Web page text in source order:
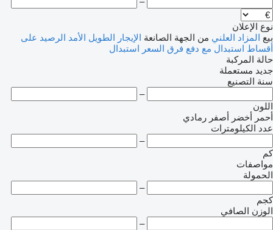
نوع الإعلان
بيع المزاد العلني من الجهة الصانعة الإيجار الطويل الأمد الرصيد على
أقساط استبدال مع دفع فرق السعر استبدال
حالة المركبة
جديد مستعملة
سنة التصنيع
–
اللون
أحمر أخضر أصفر رمادي
عدد الكيلومترات
–
كم
مواصفات
الحمولة
–
كجم
الوزن الصافي
–